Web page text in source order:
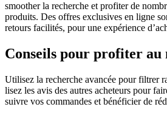
smoother la recherche et profiter de
produits. Des offres exclusives en ligne
retours facilités, pour une expérience
Conseils pour profiter au
Utilisez la recherche avancée pour filtrer
lisez les avis des autres acheteurs pour
suivre vos commandes et bénéficier de